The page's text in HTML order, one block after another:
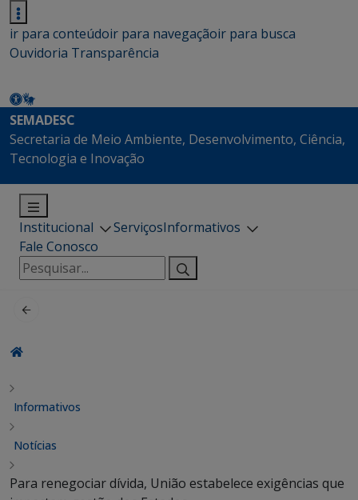
ir para conteúdoir para navegaçãoir para busca
Ouvidoria Transparência
SEMADESC
Secretaria de Meio Ambiente, Desenvolvimento, Ciência,
Tecnologia e Inovação
Institucional ServiçosInformativos
Fale Conosco
Pesquisar
por:
Informativos
Notícias
Para renegociar dívida, União estabelece exigências que